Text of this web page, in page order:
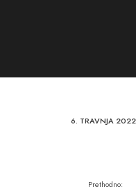
6. TRAVNJA
Prethodno: